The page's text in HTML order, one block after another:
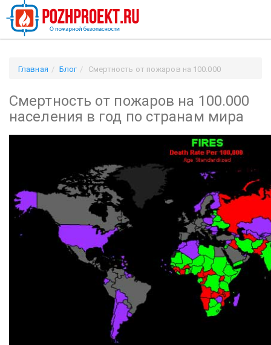
Главная Блог
Смертность от пожаров на 100.000
Смертность от пожаров на 100.000
населения в год по странам мира